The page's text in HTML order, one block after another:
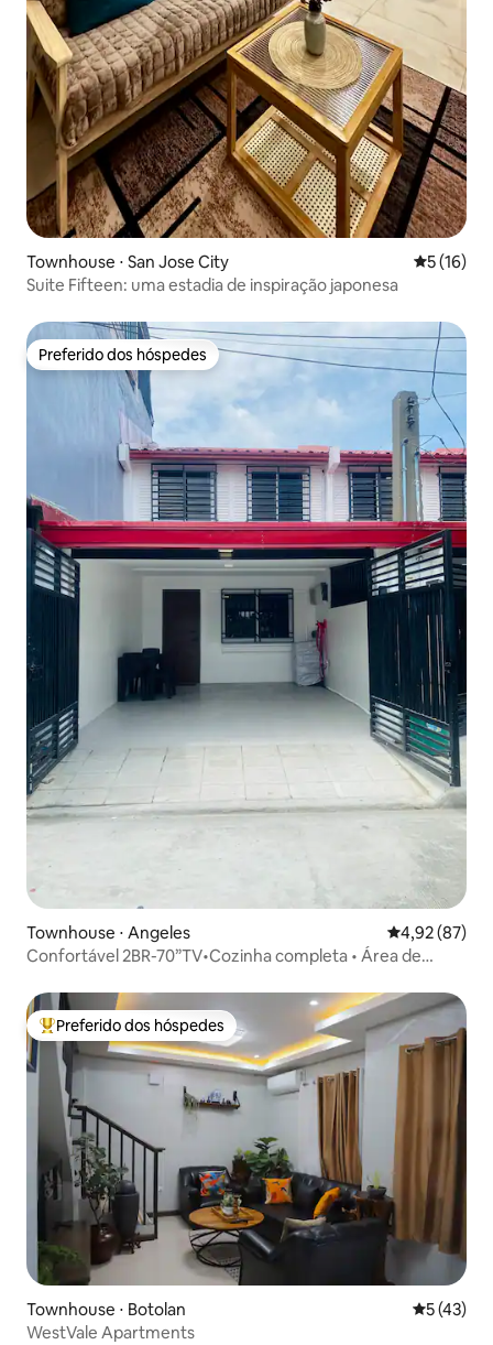
Townhouse ⋅ San Jose City 5 de uma
5 (16)
Suite Fifteen: uma estadia de inspiração japonesa
Preferido dos hóspedes
Preferido dos hóspedes
Townhouse ⋅ Angeles 4,92 de uma
4,92 (87)
Confortável 2BR-70”TV•Cozinha completa • Área de
Entre os melhores preferidos dos hóspedes
Preferido dos hóspedes
Townhouse ⋅ Botolan 5 de uma
5 (43)
WestVale Apartments